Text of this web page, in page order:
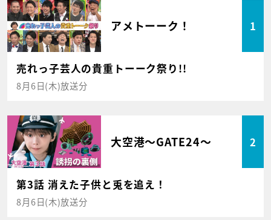
アメトーーク！ 1
売れっ子芸人の貴重トーーク祭り!!
8月6日(木)放送分
大空港～GATE24～ 2
第3話 消えた子供と兎を追え！
8月6日(木)放送分